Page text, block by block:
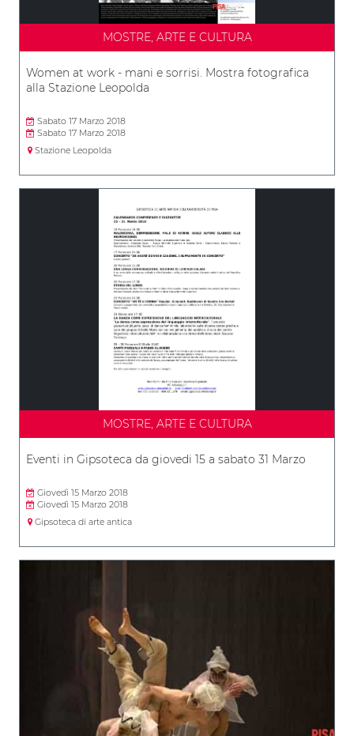
MOSTRE, ARTE E CULTURA
Women at work - mani e sorrisi. Mostra fotografica
alla Stazione Leopolda
Sabato 17 Marzo 2018
Sabato 17 Marzo 2018
Stazione Leopolda
MOSTRE, ARTE E CULTURA
Eventi in Gipsoteca da giovedi 15 a sabato 31 Marzo
Giovedì 15 Marzo 2018
Giovedì 15 Marzo 2018
Gipsoteca di arte antica